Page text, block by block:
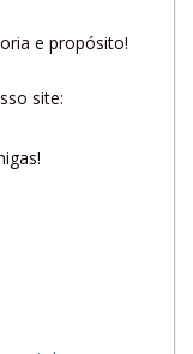
e propósito!
site: